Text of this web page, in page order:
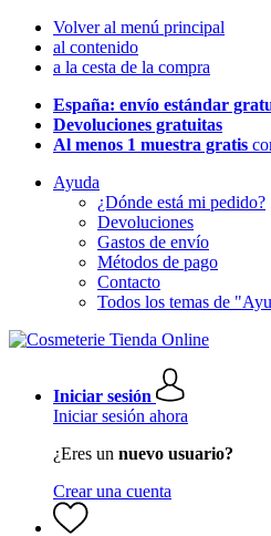
Volver al menú principal
al contenido
a la cesta de la compra
España: envío estándar
Devoluciones gratuitas
Al menos 1 muestra gratis
Ayuda
¿Dónde está mi pedido?
Devoluciones
Gastos de envío
Métodos de pago
Contacto
Todos los temas de
Iniciar sesión
Iniciar sesión ahora
¿Eres un nuevo usuario?
Crear una cuenta